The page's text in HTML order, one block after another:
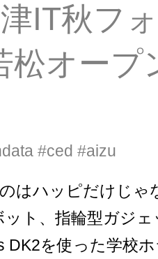
IT秋フ
松オープ
#ced #aizu
はハッピだけじゃ
ト、指輪型ガジェ
DK2を使った学校